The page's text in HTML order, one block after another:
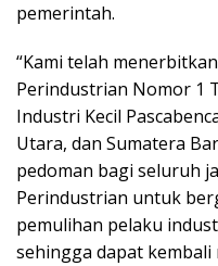
pemerintah.
“Kami telah
Perindustrian Nomor 1
Industri Kecil
Utara, dan Sumatera
pedoman bagi seluruh
Perindustrian untuk
pemulihan pelaku
sehingga dapat